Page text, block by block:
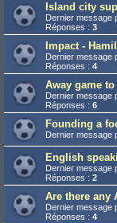
Island city
Dernier message
Réponses : 3
Impact -
Dernier message
Réponses : 4
Away game
Dernier message
Réponses : 6
Founding a
Dernier message
English
Dernier message
Réponses : 2
Are there any
Dernier message
Réponses : 4